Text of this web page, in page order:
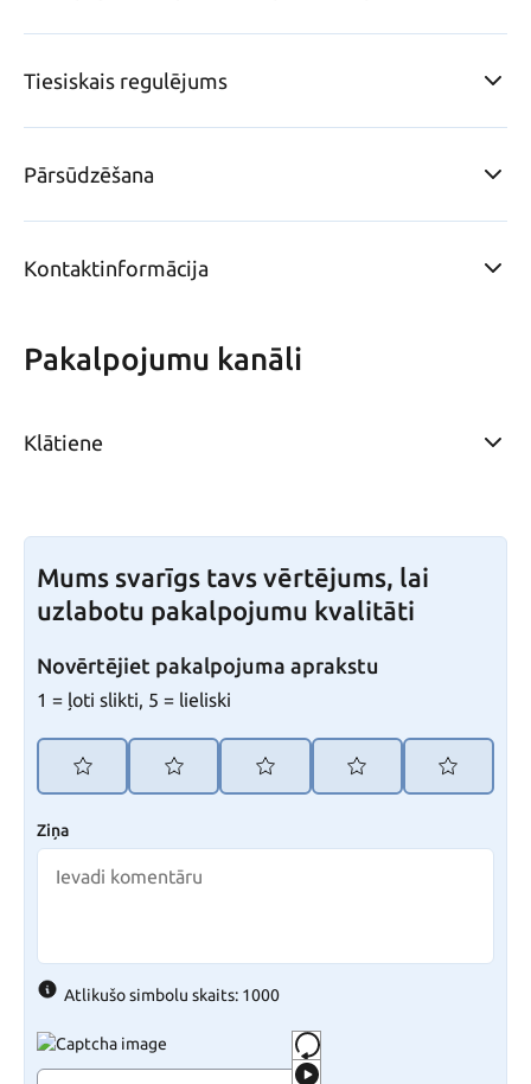
Tiesiskais regulējums
Pārsūdzēšana
Kontaktinformācija
Pakalpojumu kanāli
Klātiene
Mums svarīgs tavs vērtējums, lai
uzlabotu pakalpojumu kvalitāti
Novērtējiet pakalpojuma aprakstu
1 = ļoti slikti, 5 = lieliski
Ziņa
Atlikušo simbolu skaits: 1000